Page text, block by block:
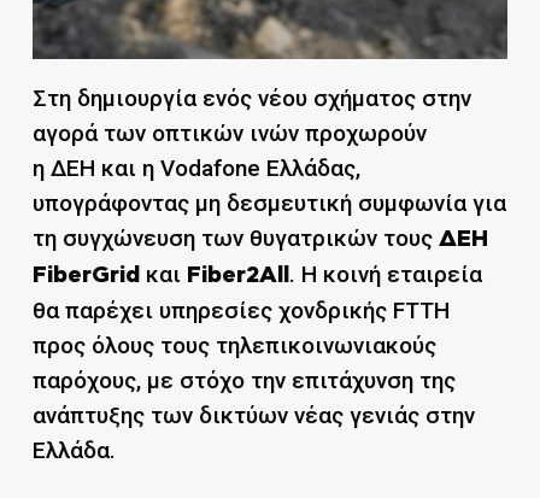
Στη δημιουργία ενός νέου σχήματος στην
αγορά των οπτικών ινών προχωρούν
η ΔΕΗ και η Vodafone Ελλάδας,
υπογράφοντας μη δεσμευτική συμφωνία για
τη συγχώνευση των θυγατρικών τους ΔΕΗ
FiberGrid και Fiber2All . Η κοινή εταιρεία
θα παρέχει υπηρεσίες χονδρικής FTTH
προς όλους τους τηλεπικοινωνιακούς
παρόχους, με στόχο την επιτάχυνση της
ανάπτυξης των δικτύων νέας γενιάς στην
Ελλάδα.